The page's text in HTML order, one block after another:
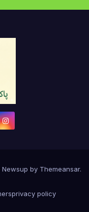
Newsup by Themeansar.
privacy policy